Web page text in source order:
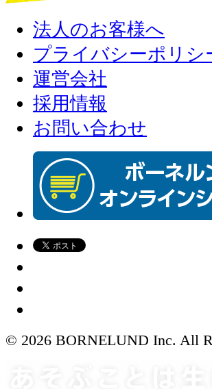
法人のお客様へ
プライバシーポリシ
運営会社
採用情報
お問い合わせ
© 2026 BORNELUND Inc. All